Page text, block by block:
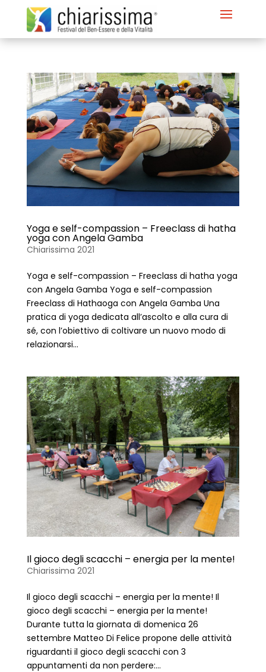
Yoga e self-compassion – Freeclass di hatha
yoga con Angela Gamba
Chiarissima 2021
Yoga e self-compassion – Freeclass di hatha yoga
con Angela Gamba ​Yoga e self-compassion
Freeclass di Hathaoga con Angela Gamba Una
pratica di yoga dedicata all’ascolto e alla cura di
sé, con l’obiettivo di coltivare un nuovo modo di
relazionarsi...
Il gioco degli scacchi – energia per la mente!
Chiarissima 2021
Il gioco degli scacchi – energia per la mente! Il
gioco degli scacchi – energia per la mente!
Durante tutta la giornata di domenica 26
settembre Matteo Di Felice propone delle attività
riguardanti il gioco degli scacchi con 3
appuntamenti da non perdere:...